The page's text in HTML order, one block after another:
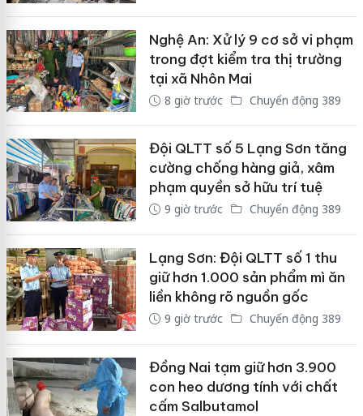
Nghệ An: Xử lý 9 cơ sở vi phạm
trong đợt kiểm tra thị trường
tại xã Nhôn Mai
8 giờ trước Chuyển động 389
Đội QLTT số 5 Lạng Sơn tăng
cường chống hàng giả, xâm
phạm quyền sở hữu trí tuệ
9 giờ trước Chuyển động 389
Lạng Sơn: Đội QLTT số 1 thu
giữ hơn 1.000 sản phẩm mì ăn
liền không rõ nguồn gốc
9 giờ trước Chuyển động 389
Đồng Nai tạm giữ hơn 3.900
con heo dương tính với chất
cấm Salbutamol